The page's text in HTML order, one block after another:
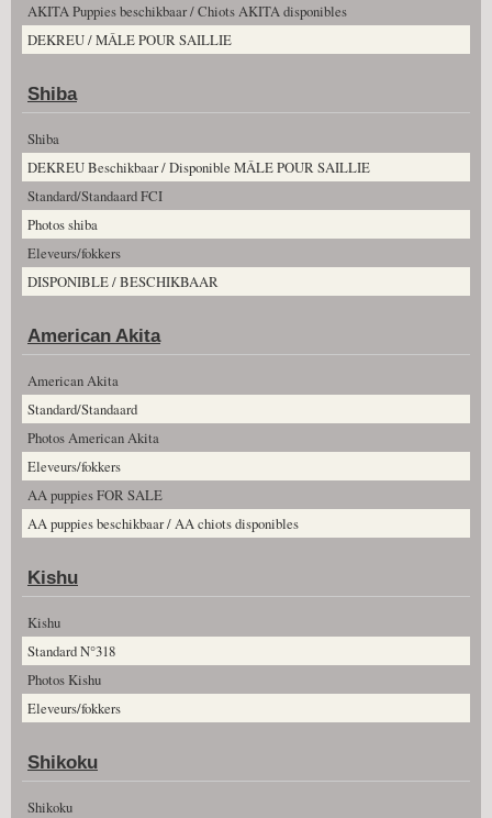
AKITA Puppies beschikbaar / Chiots AKITA disponibles
DEKREU / MÂLE POUR SAILLIE
Shiba
Shiba
DEKREU Beschikbaar / Disponible MÂLE POUR SAILLIE
Standard/Standaard FCI
Photos shiba
Eleveurs/fokkers
DISPONIBLE / BESCHIKBAAR
American Akita
American Akita
Standard/Standaard
Photos American Akita
Eleveurs/fokkers
AA puppies FOR SALE
AA puppies beschikbaar / AA chiots disponibles
Kishu
Kishu
Standard N°318
Photos Kishu
Eleveurs/fokkers
Shikoku
Shikoku